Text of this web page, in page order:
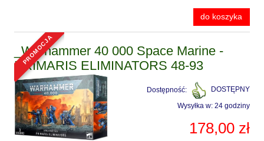
do koszyka
_Warhammer 40 000 Space Marine -
PRIMARIS ELIMINATORS 48-93
Dostępność:
DOSTĘPNY
Wysyłka w: 24 godziny
178,00 zł
promocja